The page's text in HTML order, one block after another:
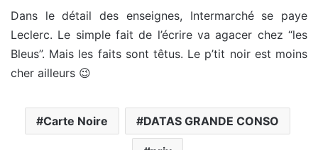
Dans le détail des enseignes, Intermarché se paye
Leclerc. Le simple fait de l’écrire va agacer chez “les
Bleus”. Mais les faits sont têtus. Le p’tit noir est moins
cher ailleurs 😉
Carte Noire DATAS GRANDE CONSO